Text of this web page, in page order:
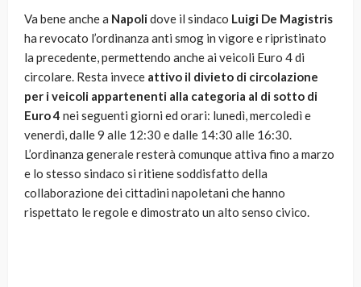
Va bene anche a Napolidove il sindaco Luigi De Magistris
ha revocato l’ordinanza anti smog in vigore e ripristinato
la precedente, permettendo anche ai veicoli Euro 4 di
circolare. Resta invece attivo il divieto di circolazione
per i veicoli appartenenti alla categoria al di sotto di
Euro 4 nei seguenti giorni ed orari: lunedì, mercoledì e
venerdì, dalle 9 alle 12:30 e dalle 14:30 alle 16:30.
L’ordinanza generale resterà comunque attiva fino a marzo
e lo stesso sindaco si ritiene soddisfatto della
collaborazione dei cittadini napoletani che hanno
rispettato le regole e dimostrato un alto senso civico.